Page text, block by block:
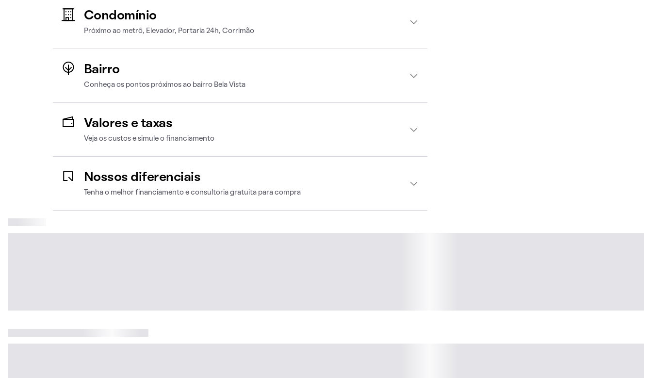
Condomínio
Próximo ao metrô, Elevador, Portaria 24h, Corrimão
Bairro
Conheça os pontos próximos ao bairro Bela Vista
Valores e taxas
Veja os custos e simule o financiamento
Nossos diferenciais
Tenha o melhor financiamento e consultoria gratuita para compra